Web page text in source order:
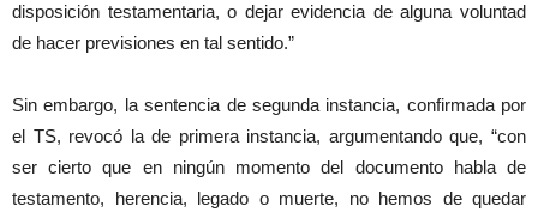
disposición testamentaria, o dejar evidencia de alguna voluntad
de hacer previsiones en tal sentido.”
Sin embargo, la sentencia de segunda instancia, confirmada por
el TS, revocó la de primera instancia, argumentando que, “con
ser cierto que en ningún momento del documento habla de
testamento, herencia, legado o muerte, no hemos de quedar